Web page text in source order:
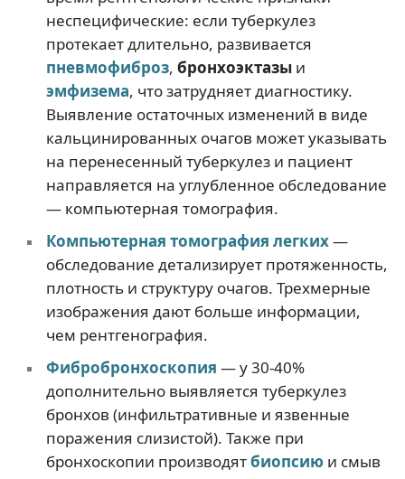
неспецифические: если туберкулез
протекает длительно, развивается
пневмофиброз, бронхоэктазыи
эмфизема, что затрудняет диагностику.
Выявление остаточных изменений в виде
кальцинированных очагов может указывать
на перенесенный туберкулез и пациент
направляется на углубленное обследование
— компьютерная томография.
Компьютерная томография легких—
обследование детализирует протяженность,
плотность и структуру очагов. Трехмерные
изображения дают больше информации,
чем рентгенография.
Фибробронхоскопия — у 30-40%
дополнительно выявляется туберкулез
бронхов (инфильтративные и язвенные
поражения слизистой). Также при
бронхоскопии производятбиопсию и смыв